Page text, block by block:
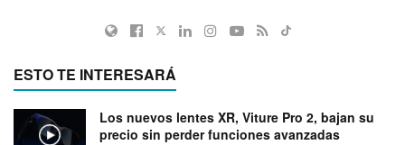
ESTO TE INTERESARÁ
Los nuevos lentes XR, Viture Pro 2, bajan su
precio sin perder funciones avanzadas